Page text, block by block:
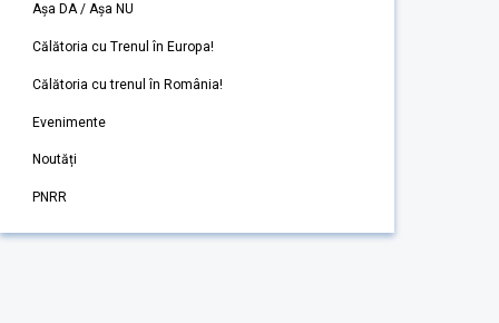
Așa DA / Așa NU
Călătoria cu Trenul în Europa!
Călătoria cu trenul în România!
Evenimente
Noutăți
PNRR